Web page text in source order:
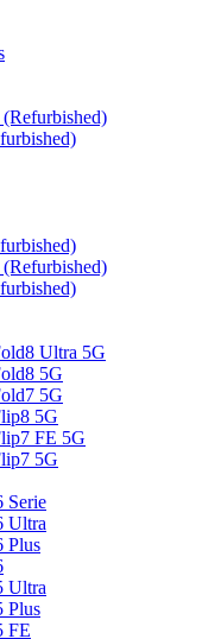
Ultra 5G
5G
5G
5G
FE 5G
5G
Serie
Ultra
Plus
Ultra
Plus
FE